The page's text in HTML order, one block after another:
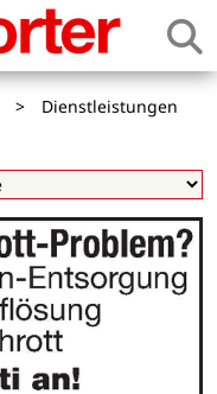
>
Dienstleistungen